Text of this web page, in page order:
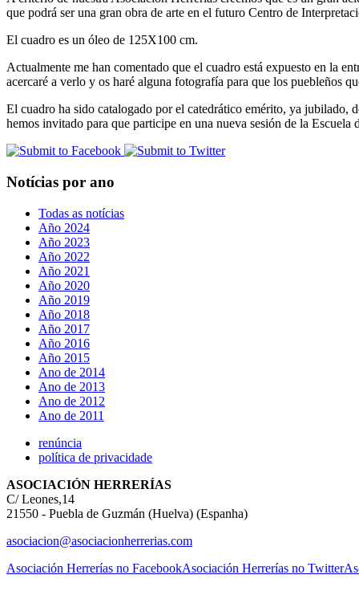
que podrá ser una gran obra de arte en el futuro Centro de
El cuadro es un óleo de 125X100 cm.
Actualmente me han comentado que el cuadro está expuesto en la
acercaré a verlo y os haré alguna fotografía para que los puebleños
El cuadro ha sido catalogado por el catedrático emérito, ya
hemos invitado para que participe en una nueva sesión de la
Notícias por ano
Todas as notícias
Año 2024
Año 2023
Año 2022
Año 2021
Año 2020
Año 2019
Año 2018
Año 2017
Año 2016
Año 2015
Ano de 2014
Ano de 2013
Ano de 2012
Ano de 2011
renúncia
política de privacidade
ASOCIACIÓN HERRERÍAS
C/ Leones,14
21550 - Puebla de Guzmán (Huelva) (Espanha)
asociacion@asociacionherrerias.com
Asociación Herrerías no FacebookAsociación Herrerías no Twitter